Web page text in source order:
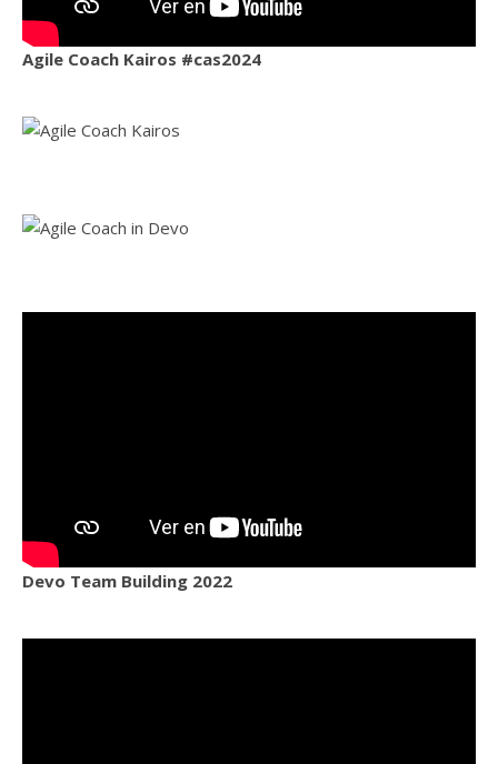
Agile Coach Kairos #cas2024
Devo Team Building 2022